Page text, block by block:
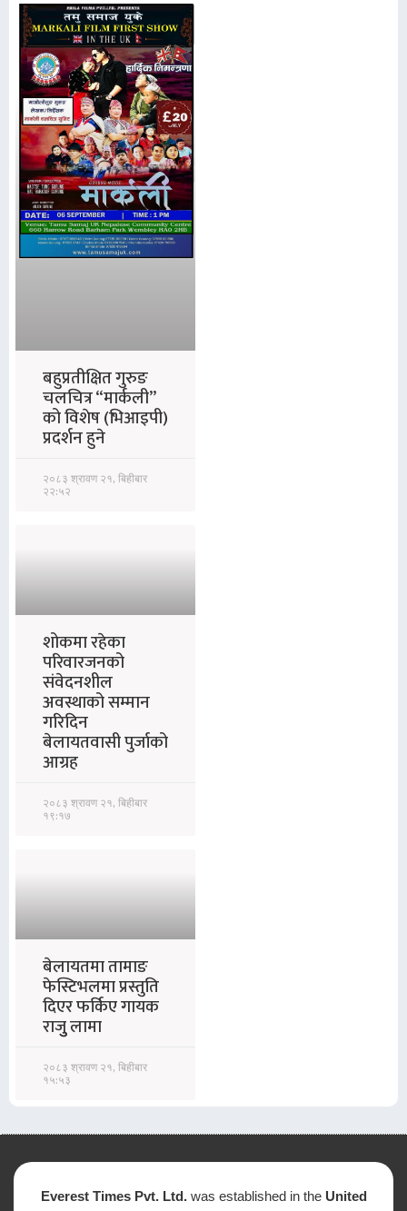
बहुप्रतीक्षित गुरुङ
चलचित्र “मार्कली”
को विशेष (भिआइपी)
प्रदर्शन हुने
२०८३ श्रावण २१, बिहीबार
२२:५२
शोकमा रहेका
परिवारजनको
संवेदनशील
अवस्थाको सम्मान
गरिदिन
बेलायतवासी पुर्जाको
आग्रह
२०८३ श्रावण २१, बिहीबार
१९:१७
बेलायतमा तामाङ
फेस्टिभलमा प्रस्तुति
दिएर फर्किए गायक
राजुु लामा
२०८३ श्रावण २१, बिहीबार
१५:५३
Everest Times Pvt. Ltd. was established in the United